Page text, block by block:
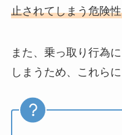
止されてしまう危険
また、乗っ取り行為
しまうため、これら